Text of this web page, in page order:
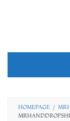
HOMEPAGE /